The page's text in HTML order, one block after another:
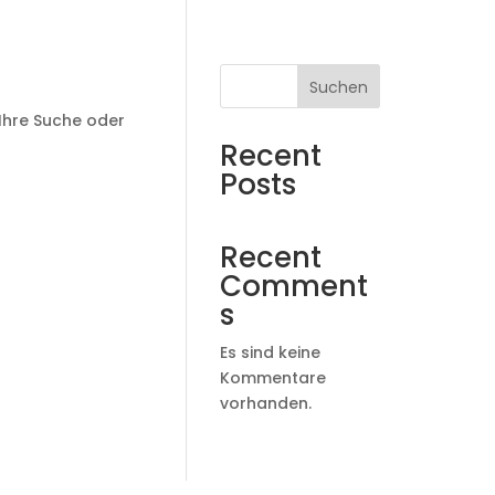
Suche oder
Suchen
Recent
Posts
Recent
Comment
s
Es sind keine
Kommentare
vorhanden.